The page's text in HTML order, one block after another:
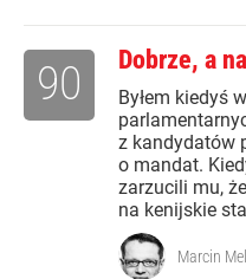
Dobrze, a
Byłem kiedyś
z kandydatów
o mandat.
zarzucili mu,
na kenijskie
90
Marcin